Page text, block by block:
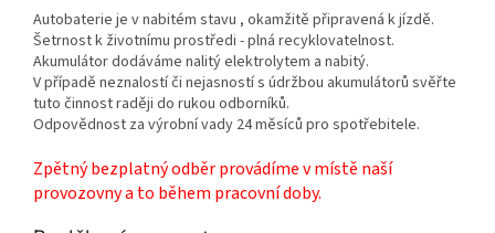
Autobaterie je v nabitém stavu , okamžitě připravená k jízdě.
Šetrnost k životnímu prostředi - plná recyklovatelnost.
Akumulátor dodáváme nalitý elektrolytem a nabitý.
V případě neznalostí či nejasností s údržbou akumulátorů svěřte
tuto činnost raději do rukou odborníků.
Odpovědnost za výrobní vady 24 měsíců pro spotřebitele.
Zpětný bezplatný odběr provádíme v místě naší
provozovny a to během pracovní doby.